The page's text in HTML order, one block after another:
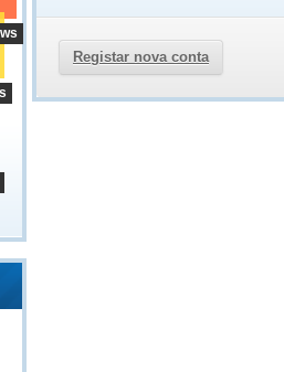
Registar nova conta